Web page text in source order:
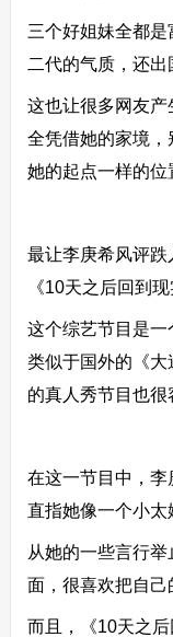
三个好姐妹全都
二代的气质，还出
这也让很多网友
全凭借她的家境
她的起点一样的位
最让李庚希风评跌
《10天之后回到现
这个综艺节目是
类似于国外的《
的真人秀节目也很
在这一节目中，
直指她像一个小太
从她的一些言行
面，很喜欢把自己
而且，《10天之